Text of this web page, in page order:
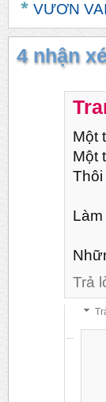
VƯƠN
4 nhận
Một
Một
Thôi
Trả